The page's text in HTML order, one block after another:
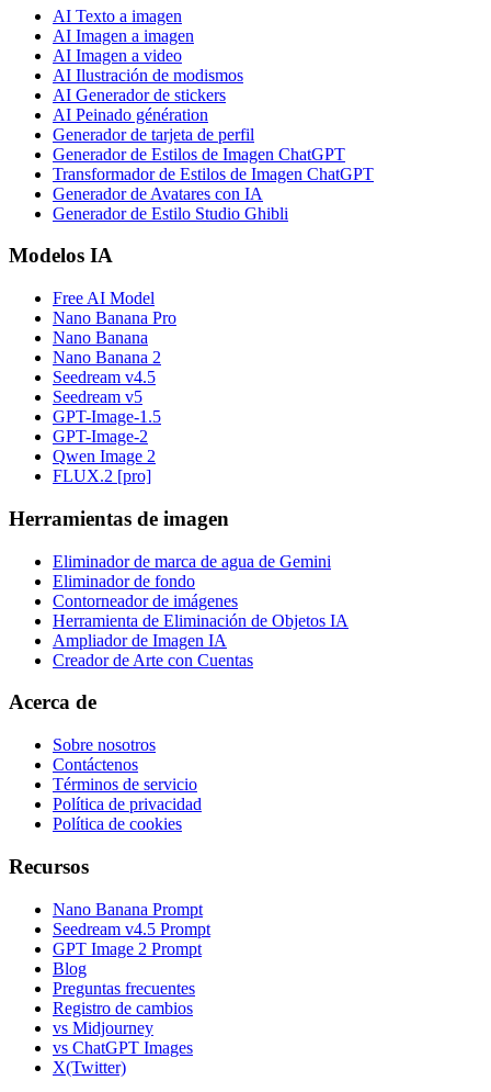
AI Texto a imagen
AI Imagen a imagen
AI Imagen a video
AI Ilustración de modismos
AI Generador de stickers
AI Peinado génération
Generador de tarjeta de perfil
Generador de Estilos de Imagen ChatGPT
Transformador de Estilos de Imagen ChatGPT
Generador de Avatares con IA
Generador de Estilo Studio Ghibli
Modelos IA
Free AI Model
Nano Banana Pro
Nano Banana
Nano Banana 2
Seedream v4.5
Seedream v5
GPT-Image-1.5
GPT-Image-2
Qwen Image 2
FLUX.2 [pro]
Herramientas de imagen
Eliminador de marca de agua de Gemini
Eliminador de fondo
Contorneador de imágenes
Herramienta de Eliminación de Objetos IA
Ampliador de Imagen IA
Creador de Arte con Cuentas
Acerca de
Sobre nosotros
Contáctenos
Términos de servicio
Política de privacidad
Política de cookies
Recursos
Nano Banana Prompt
Seedream v4.5 Prompt
GPT Image 2 Prompt
Blog
Preguntas frecuentes
Registro de cambios
vs Midjourney
vs ChatGPT Images
X(Twitter)